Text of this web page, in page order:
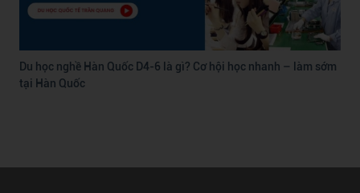
Du học nghề Hàn Quốc D4-6 là gì? Cơ hội học nhanh – làm sớm
tại Hàn Quốc